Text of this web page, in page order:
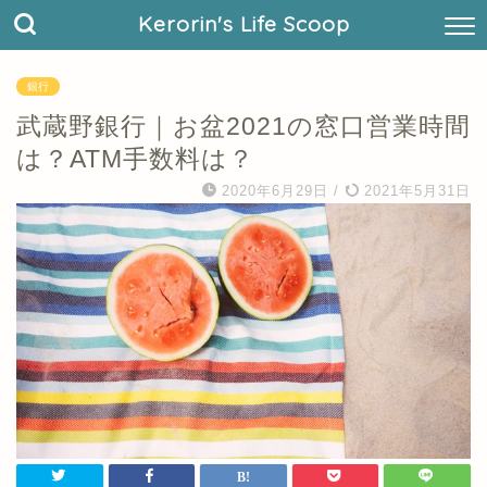
Kerorin's Life Scoop
銀行
武蔵野銀行｜お盆2021の窓口営業時間
は？ATM手数料は？
2020年6月29日 / 2021年5月31日